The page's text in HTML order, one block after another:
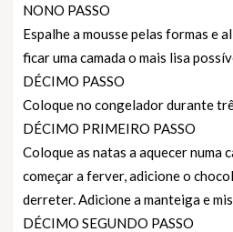
NONO PASSO
Espalhe a mousse pelas formas e
ficar uma camada o mais lisa
DÉCIMO PASSO
Coloque no congelador durante
DÉCIMO PRIMEIRO PASSO
Coloque as natas a aquecer numa
começar a ferver, adicione o
derreter. Adicione a manteiga e
DÉCIMO SEGUNDO PASSO